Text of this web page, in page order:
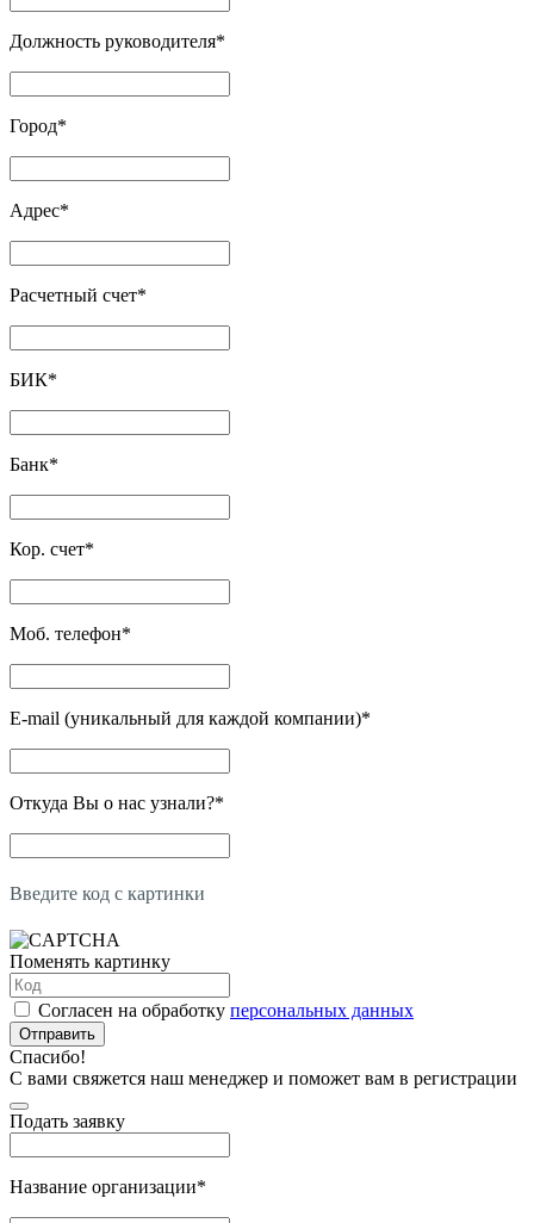
Должность руководителя*
Город*
Адрес*
Расчетный счет*
БИК*
Банк*
Кор. счет*
Моб. телефон*
E-mail (уникальный для каждой компании)*
Откуда Вы о нас узнали?*
Введите код с картинки
Поменять картинку
Согласен на обработку персональных данных
Отправить
Спасибо!
С вами свяжется наш менеджер и поможет вам в регистрации
Подать заявку
Название организации*